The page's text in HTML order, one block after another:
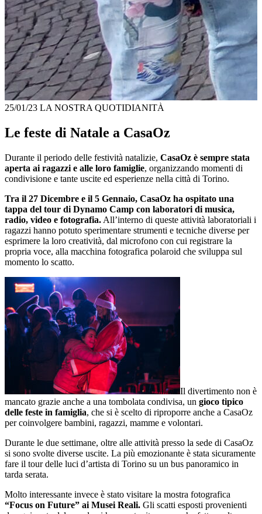
25/01/23 LA NOSTRA QUOTIDIANITÀ
Le feste di Natale a CasaOz
Durante il periodo delle festività natalizie, CasaOz è sempre stata
aperta ai ragazzi e alle loro famiglie, organizzando momenti di
condivisione e tante uscite ed esperienze nella città di Torino.
Tra il 27 Dicembre e il 5 Gennaio, CasaOz ha ospitato una
tappa del tour di Dynamo Camp con laboratori di musica,
radio, video e fotografia. All’interno di queste attività laboratoriali i
ragazzi hanno potuto sperimentare strumenti e tecniche diverse per
esprimere la loro creatività, dal microfono con cui registrare la
propria voce, alla macchina fotografica polaroid che sviluppa sul
momento lo scatto.
Il divertimento non è
mancato grazie anche a una tombolata condivisa, un gioco tipico
delle feste in famiglia, che si è scelto di riproporre anche a CasaOz
per coinvolgere bambini, ragazzi, mamme e volontari.
Durante le due settimane, oltre alle attività presso la sede di CasaOz
si sono svolte diverse uscite. La più emozionante è stata sicuramente
fare il tour delle luci d’artista di Torino su un bus panoramico in
tarda serata.
Molto interessante invece è stato visitare la mostra fotografica
“Focus on Future” ai Musei Reali. Gli scatti esposti provenienti